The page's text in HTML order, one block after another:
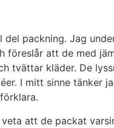
del packning. Jag
föreslår att de med
tvättar kläder. De
I mitt sinne tänker
att de packat